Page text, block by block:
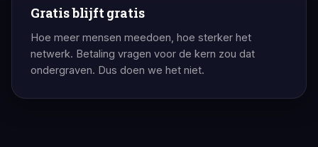
Gratis blijft gratis
Hoe meer mensen meedoen, hoe sterker het
netwerk. Betaling vragen voor de kern zou dat
ondergraven. Dus doen we het niet.